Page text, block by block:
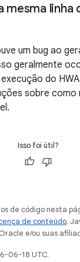
mesma linha
um bug ao
geralmente
do
sobre como
Isso foi útil?
de código nesta
de conteúdo.
e/ou suas
06-18 UTC.